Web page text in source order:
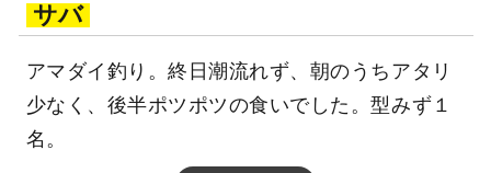
サバ
アマダイ釣り。終日潮流れず、朝のうちアタリ
少なく、後半ポツポツの食いでした。型みず１
名。